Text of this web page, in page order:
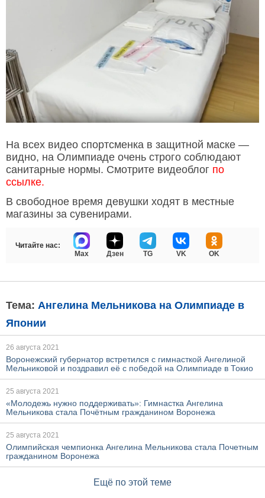
На всех видео спортсменка в защитной маске —
видно, на Олимпиаде очень строго соблюдают
санитарные нормы. Смотрите видеоблог по
ссылке.
В свободное время девушки ходят в местные
магазины за сувенирами.
Читайте нас:
Max
Дзен TG VK OK
Тема: Ангелина Мельникова на Олимпиаде в
Японии
26 августа 2021
Воронежский губернатор встретился с гимнасткой Ангелиной
Мельниковой и поздравил её с победой на Олимпиаде в Токио
25 августа 2021
«Молодежь нужно поддерживать»: Гимнастка Ангелина
Мельникова стала Почётным гражданином Воронежа
25 августа 2021
Олимпийская чемпионка Ангелина Мельникова стала Почетным
гражданином Воронежа
Ещё по этой теме